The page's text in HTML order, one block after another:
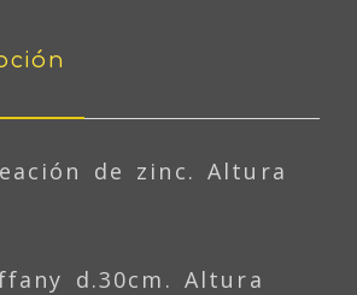
de zinc. Altura
d.30cm. Altura